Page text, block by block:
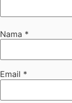
Nama *
Email *